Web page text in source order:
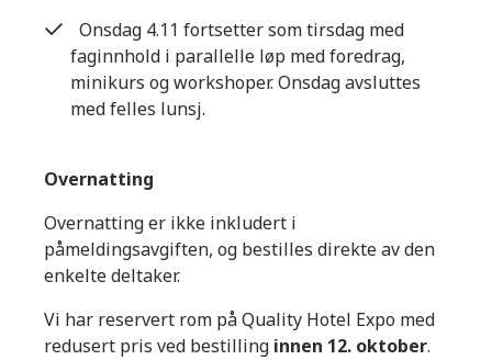
Onsdag 4.11 fortsetter som tirsdag med
faginnhold i parallelle løp med foredrag,
minikurs og workshoper. Onsdag avsluttes
med felles lunsj.
Overnatting
Overnatting er ikke inkludert i
påmeldingsavgiften, og bestilles direkte av den
enkelte deltaker.
Vi har reservert rom på Quality Hotel Expo med
redusert pris ved bestilling innen 12. oktober.